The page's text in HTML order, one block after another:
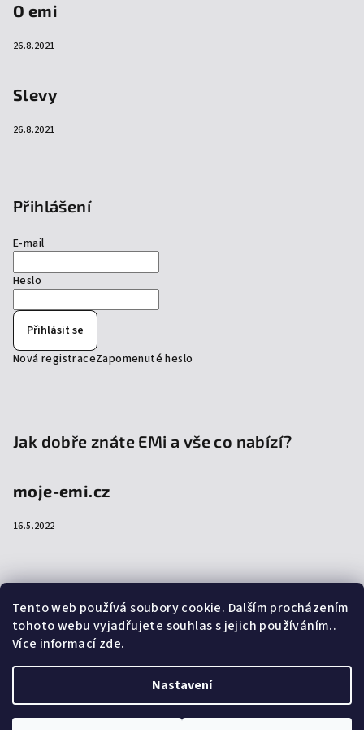
Tento web používá soubory cookie. Dalším procházením
tohoto webu vyjadřujete souhlas s jejich používáním..
Více informacízde.
Nastavení
O emi
26.8.2021
Slevy
26.8.2021
Přihlášení
E-mail
Heslo
Přihlásit se
Nová registraceZapomenuté heslo
Jak dobře znáte EMi a vše co nabízí?
moje-emi.cz
16.5.2022
Přijímáme online platby
Upravit nastavení cookies